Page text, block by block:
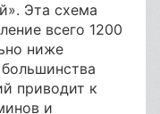
Эта схема
всего 1200
ниже
приводит к
и